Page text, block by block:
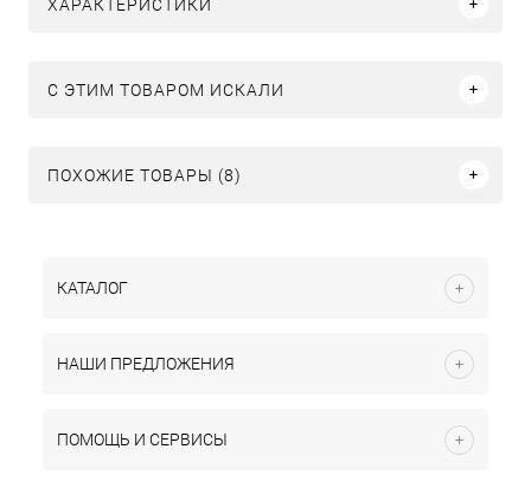
ХАРАКТЕРИСТИКИ
C ЭТИМ ТОВАРОМ ИСКАЛИ
ПОХОЖИЕ ТОВАРЫ (8)
КАТАЛОГ
НАШИ ПРЕДЛОЖЕНИЯ
ПОМОЩЬ И СЕРВИСЫ